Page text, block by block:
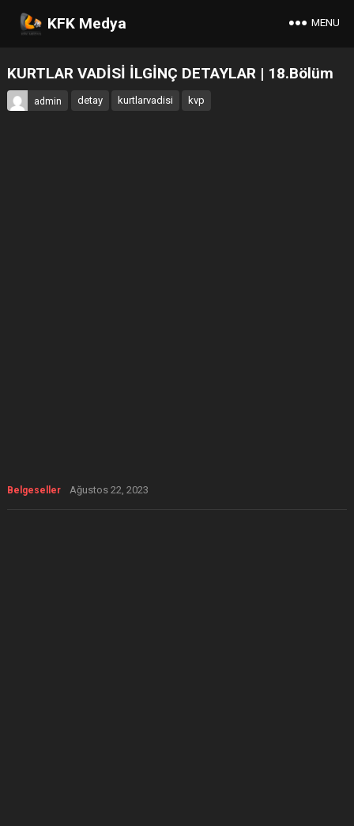
KFK Medya MENU
KURTLAR VADİSİ İLGİNÇ DETAYLAR | 18.Bölüm
admin detay kurtlarvadisi kvp
Belgeseller Ağustos 22, 2023